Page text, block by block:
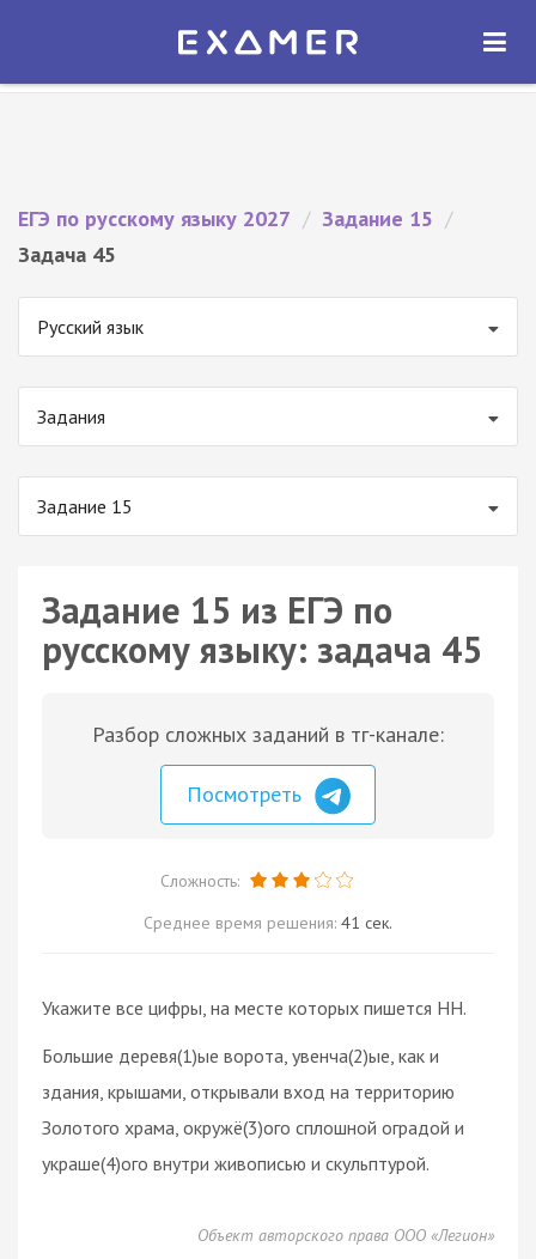
Экзамер — ЕГЭ 2027
ОТКРЫТЬ
ЕГЭ по русскому языку 2027 / Задание 15 /
Задача 45
Русский язык
Задания
Задание 15
Задание 15 из ЕГЭ по
русскому языку: задача 45
Разбор сложных заданий в тг-канале:
Посмотреть
Сложность:
Среднее время решения: 41 сек.
Укажите все цифры, на месте которых пишется НН.
Большие деревя(1)ые ворота, увенча(2)ые, как и
здания, крышами, открывали вход на территорию
Золотого храма, окружё(3)ого сплошной оградой и
украше(4)ого внутри живописью и скульптурой.
Объект авторского права ООО «Легион»